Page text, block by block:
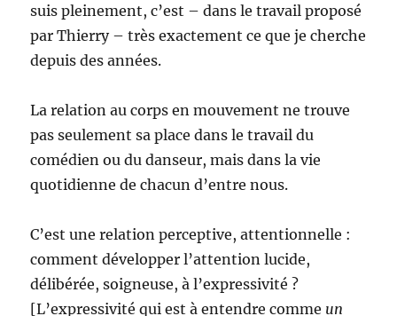
suis pleinement, c’est – dans le travail proposé
par Thierry – très exactement ce que je cherche
depuis des années.
La relation au corps en mouvement ne trouve
pas seulement sa place dans le travail du
comédien ou du danseur, mais dans la vie
quotidienne de chacun d’entre nous.
C’est une relation perceptive, attentionnelle :
comment développer l’attention lucide,
délibérée, soigneuse, à l’expressivité ?
[L’expressivité qui est à entendre comme un